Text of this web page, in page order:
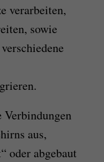
verarbeiten,
sowie
aus,
oder abgebaut